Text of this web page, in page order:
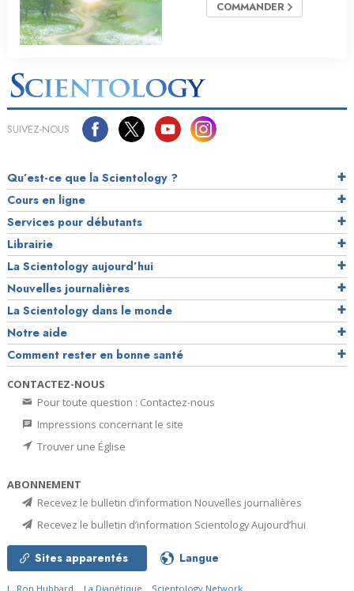
COMMANDER
SUIVEZ-NOUS
Qu’est-ce que la Scientology ?
Cours en ligne
Services pour débutants
Librairie
La Scientology aujourd’hui
Nouvelles journalières
La Scientology dans le monde
Notre aide
Comment rester en bonne santé
CONTACTEZ-NOUS
Pour toute question : Contactez-nous
Impressions concernant le site
Trouver une Église
ABONNEMENT
Recevez le bulletin d’information Nouvelles journalières
Recevez le bulletin d’information Scientology Aujourd’hui
Sites apparentés Langue
L. Ron Hubbard La Dianétique Scientology Network